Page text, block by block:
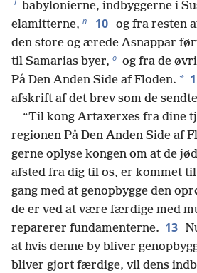
babylonierne, indbyggerne i
elamitterne, n 10 og fra resten
den store og ærede Asnappar
til Samarias byer, o og fra de
På Den Anden Side af Floden. *
afskrift af det brev som de
“Til kong Artaxerxes fra dine
regionen På Den Anden Side af
gerne oplyse kongen om at de
afsted fra dig til os, er kommet
gang med at genopbygge den
de er ved at være færdige med
reparerer fundamenterne. 13
at hvis denne by bliver
bliver gjort færdige, vil dens